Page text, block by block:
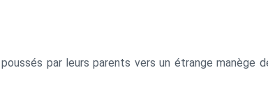
par leurs parents vers un étrange manège